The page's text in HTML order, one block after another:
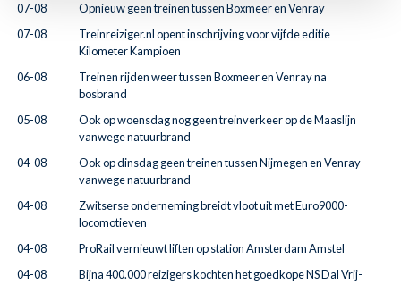
07-08
Opnieuw geen treinen tussen Boxmeer en Venray
07-08
Treinreiziger.nl opent inschrijving voor vijfde editie
Kilometer Kampioen
06-08
Treinen rijden weer tussen Boxmeer en Venray na
bosbrand
05-08
Ook op woensdag nog geen treinverkeer op de Maaslijn
vanwege natuurbrand
04-08
Ook op dinsdag geen treinen tussen Nijmegen en Venray
vanwege natuurbrand
04-08
Zwitserse onderneming breidt vloot uit met Euro9000-
locomotieven
04-08
ProRail vernieuwt liften op station Amsterdam Amstel
04-08
Bijna 400.000 reizigers kochten het goedkope NS Dal Vrij-